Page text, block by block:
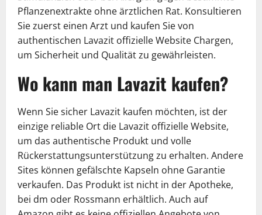
Pflanzenextrakte ohne ärztlichen Rat. Konsultieren
Sie zuerst einen Arzt und kaufen Sie von
authentischen Lavazit offizielle Website Chargen,
um Sicherheit und Qualität zu gewährleisten.
Wo kann man Lavazit kaufen?
Wenn Sie sicher Lavazit kaufen möchten, ist der
einzige reliable Ort die Lavazit offizielle Website,
um das authentische Produkt und volle
Rückerstattungsunterstützung zu erhalten. Andere
Sites können gefälschte Kapseln ohne Garantie
verkaufen. Das Produkt ist nicht in der Apotheke,
bei dm oder Rossmann erhältlich. Auch auf